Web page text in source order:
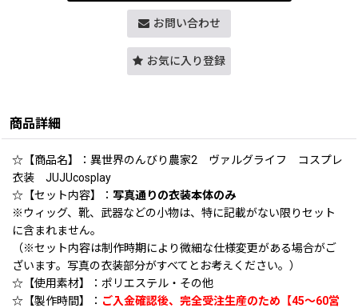
お問い合わせ
お気に入り登録
商品詳細
☆【商品名】：異世界のんびり農家2 ヴァルグライフ コスプレ
衣装 JUJUcosplay
☆【セット内容】： 写真通りの衣装本体のみ
※ウィッグ、靴、武器などの小物は、特に記載がない限りセット
に含まれません。
（※セット内容は制作時期により微細な仕様変更がある場合がご
ざいます。写真の衣装部分がすべてとお考えください。）
☆【使用素材】：ポリエステル・その他
☆【製作時間】： ご入金確認後、完全受注生産のため【45〜60営